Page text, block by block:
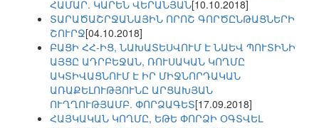
ՀԱՄԱՐ. ԿԱՐԵՆ ՎԵՐԱՆՅԱՆ[10.10.2018]
ՏԱՐԱԾԱՇՐՋԱՆԱՅԻՆ ՈՐՈՇ ԳՈՐԾԸՆԹԱՑՆԵՐԻ
ՇՈՒՐՋ[04.10.2018]
ԲԱՑԻ ՀՀ-ԻՑ, ՆԱԽԱՏԵՍՎՈՒՄ Է ՆԱԵՎ ՊՈՒՏԻՆԻ
ԱՅՑԸ ԱԴՐԲԵՋԱՆ, ՌՈՒՍԱԿԱՆ ԿՈՂՄԸ
ԱԿՏԻՎԱՑՆՈՒՄ Է ԻՐ ՄԻՋՆՈՐԴԱԿԱՆ
ԱՌԱՔԵԼՈՒԹՅՈՒՆԸ ԱՐՑԱԽՅԱՆ
ՈՒՂՂՈՒԹՅԱՄԲ. ՓՈՐՁԱԳԵՏ[17.09.2018]
ՀԱՅԿԱԿԱՆ ԿՈՂՄԸ, ԵԹԵ ՓՈՐՁԻ ՕԳՏՎԵԼ